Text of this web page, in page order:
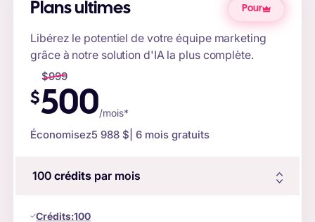
Plans ultimes Pour
Libérez le potentiel de votre équipe marketing
grâce à notre solution d'IA la plus complète.
$999
$500/mois*
Économisez5 988 $ | 6 mois gratuits
100 créditspar mois
Crédits:100